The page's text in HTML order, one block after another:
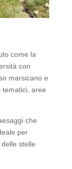
come la
con
marsicano e
tematici, aree
che
per
stelle